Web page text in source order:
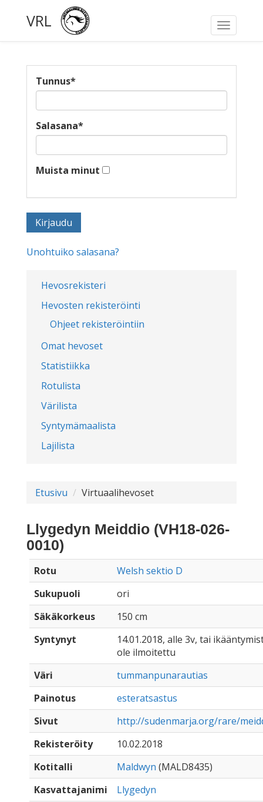
Toggle
VRL
Hevosrekisteri
Hevosten rekisteröinti
Ohjeet rekisteröintiin
Omat hevoset
Statistiikka
Rotulista
Värilista
Syntymämaalista
Lajilista
Tunnus*
Salasana*
Muista minut
Unohtuiko salasana?
Etusivu Virtuaalihevoset
Llygedyn Meiddio (VH18-026-
0010)
Rotu
Welsh sektio D
Sukupuoli
ori
Säkäkorkeus
150 cm
Syntynyt
14.01.2018, alle 3v, tai
ole ilmoitettu
Väri
tummanpunarautias
Painotus
esteratsastus
Sivut
http://sudenmarja.org/rare/
Rekisteröity
10.02.2018
Kotitalli
Maldwyn (MALD8435)
Kasvattajanimi
Llygedyn